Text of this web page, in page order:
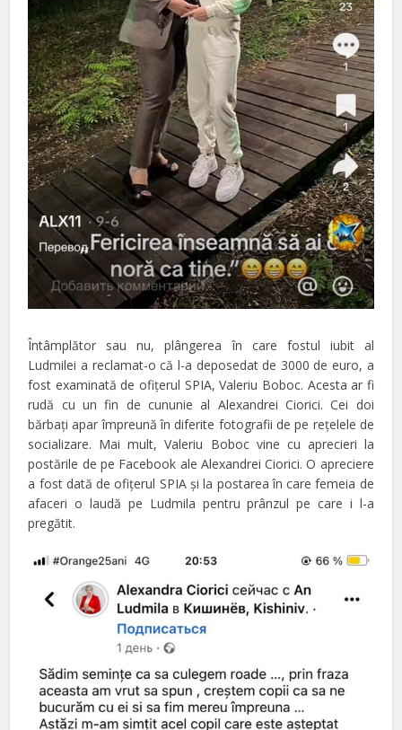
Întâmplător sau nu, plângerea în care fostul iubit al
Ludmilei a reclamat-o că l-a deposedat de 3000 de euro, a
fost examinată de ofiţerul SPIA, Valeriu Boboc. Acesta ar fi
rudă cu un fin de cununie al Alexandrei Ciorici. Cei doi
bărbaţi apar împreună în diferite fotografii de pe reţelele de
socializare. Mai mult, Valeriu Boboc vine cu aprecieri la
postările de pe Facebook ale Alexandrei Ciorici. O apreciere
a fost dată de ofiţerul SPIA şi la postarea în care femeia de
afaceri o laudă pe Ludmila pentru prânzul pe care i l-a
pregătit.